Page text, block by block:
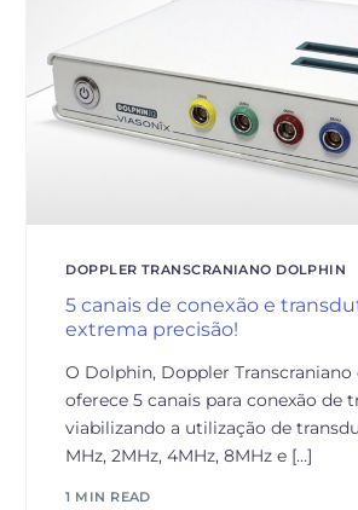
DOPPLER TRANSCRANIANO DOLPHIN
5 canais de conexão e
extrema precisão!
O Dolphin, Doppler Transcraniano
oferece 5 canais para conexão de
viabilizando a utilização de
MHz, 2MHz, 4MHz, 8MHz e […]
1 MIN READ